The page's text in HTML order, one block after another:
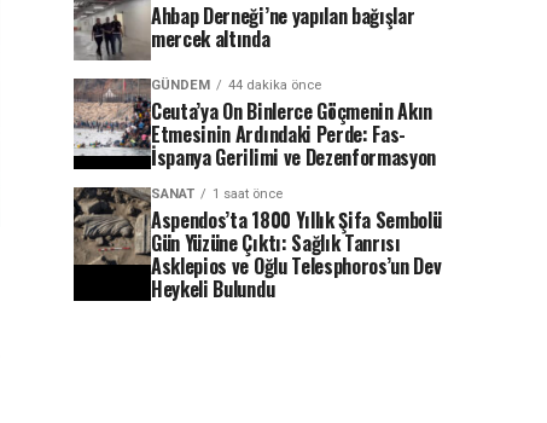
Ahbap Derneği’ne yapılan bağışlar
mercek altında
GÜNDEM 44 dakika önce
Ceuta’ya On Binlerce Göçmenin Akın
Etmesinin Ardındaki Perde: Fas-
İspanya Gerilimi ve Dezenformasyon
SANAT 1 saat önce
Aspendos’ta 1800 Yıllık Şifa Sembolü
Gün Yüzüne Çıktı: Sağlık Tanrısı
Asklepios ve Oğlu Telesphoros’un Dev
Heykeli Bulundu